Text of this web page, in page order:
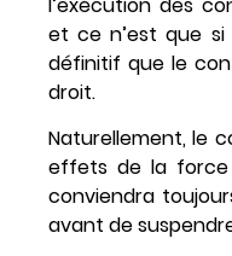
et ce n’est que
définitif que le
droit.
Naturellement, le
effets de la force
conviendra
avant de